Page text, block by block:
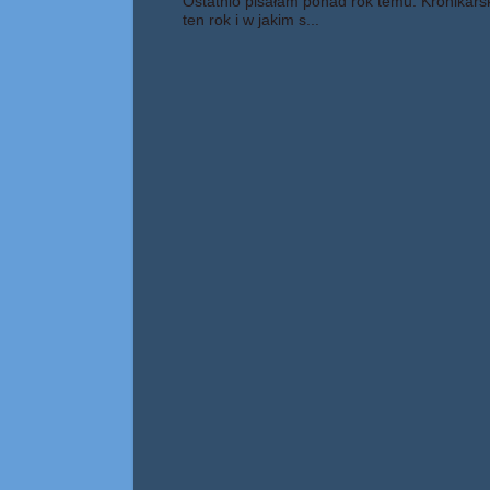
ten rok i w jakim s...